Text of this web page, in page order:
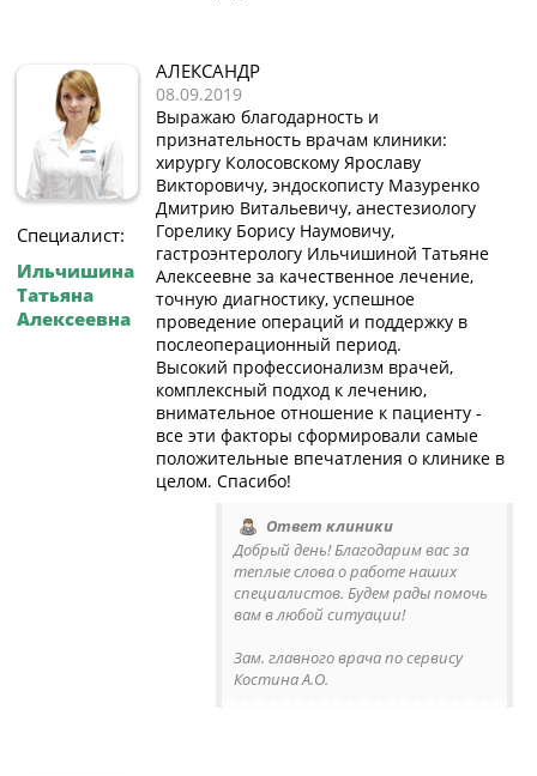
Специалист:
Ильчишина
Татьяна
Алексеевна
АЛЕКСАНДР
08.09.2019
Выражаю благодарность и
признательность врачам клиники:
хирургу Колосовскому Ярославу
Викторовичу, эндоскописту Мазуренко
Дмитрию Витальевичу, анестезиологу
Горелику Борису Наумовичу,
гастроэнтерологу Ильчишиной Татьяне
Алексеевне за качественное лечение,
точную диагностику, успешное
проведение операций и поддержку в
послеоперационный период.
Высокий профессионализм врачей,
комплексный подход к лечению,
внимательное отношение к пациенту -
все эти факторы сформировали самые
положительные впечатления о клинике в
целом. Спасибо!
Ответ клиники
Добрый день! Благодарим вас за
теплые слова о работе наших
специалистов. Будем рады помочь
вам в любой ситуации!
Зам. главного врача по сервису
Костина А.О.